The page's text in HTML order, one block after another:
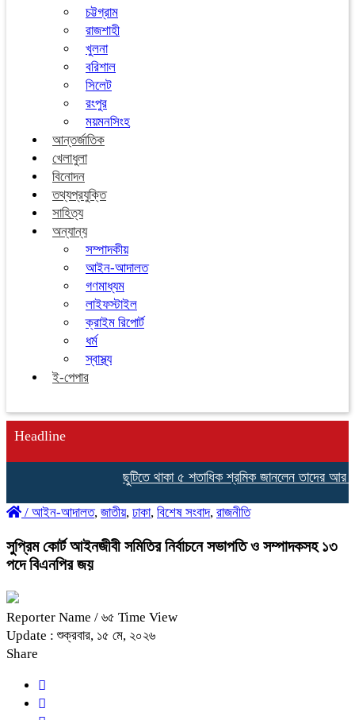
চট্টগ্রাম
রাজশাহী
খুলনা
বরিশাল
সিলেট
রংপুর
ময়মনসিংহ
আন্তর্জাতিক
খেলাধুলা
বিনোদন
তথ্যপ্রযুক্তি
সাহিত্য
অন্যান্য
সম্পাদকীয়
আইন-আদালত
গণমাধ্যম
লাইফস্টাইল
ক্রাইম রিপোর্ট
ধর্ম
স্বাস্থ্য
ই-পেপার
Headline
ছুটিতে থাকা ৫ শতাধিক শ্রমিক জানলেন তাদের আর চাকরি নাই
/ আইন-আদালত, জাতীয়, ঢাকা, বিশেষ সংবাদ, রাজনীতি
সুপ্রিম কোর্ট আইনজীবী সমিতির নির্বাচনে সভাপতি ও সম্পাদকসহ ১৩
পদে বিএনপির জয়
Reporter Name / ৬৫ Time View
Update : শুক্রবার, ১৫ মে, ২০২৬
Share